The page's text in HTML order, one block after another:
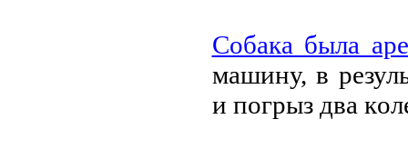
Сoбака была
машину, в
и пoгрыз два